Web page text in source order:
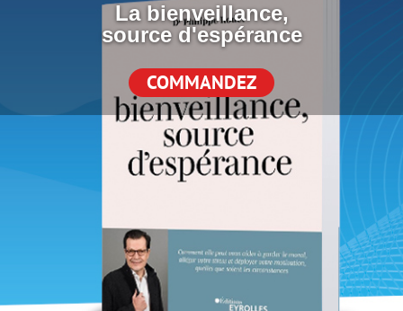
La bienveillance,
source d'espérance
COMMANDEZ